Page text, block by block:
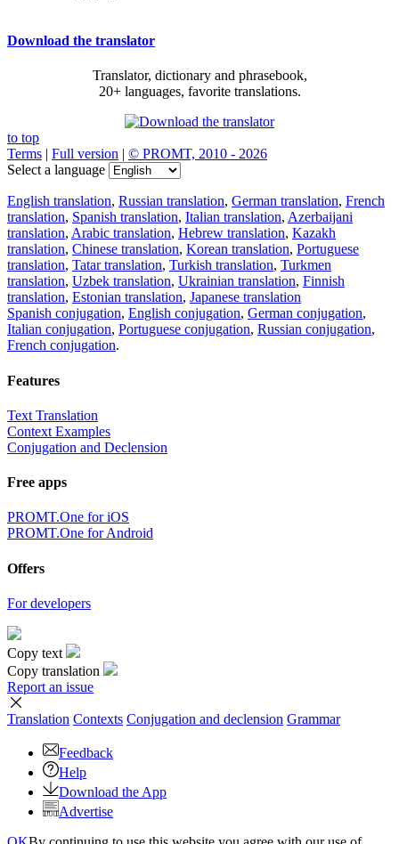
Download the translator
Translator, dictionary and phrasebook,
20+ languages, favorite translations.
to top
Terms | Full version | © PROMT, 2010 - 2026
Select a language
English translation, Russian translation, German translation, French
translation, Spanish translation, Italian translation, Azerbaijani
translation, Arabic translation, Hebrew translation, Kazakh
translation, Chinese translation, Korean translation, Portuguese
translation, Tatar translation, Turkish translation, Turkmen
translation, Uzbek translation, Ukrainian translation, Finnish
translation, Estonian translation, Japanese translation
Spanish conjugation, English conjugation, German conjugation,
Italian conjugation, Portuguese conjugation, Russian conjugation,
French conjugation.
Features
Text Translation
Context Examples
Conjugation and Declension
Free apps
PROMT.One for iOS
PROMT.One for Android
Offers
For developers
Copy text
Copy translation
Report an issue
Translation Contexts Conjugation and declension Grammar
Feedback
Help
Download the App
Advertise